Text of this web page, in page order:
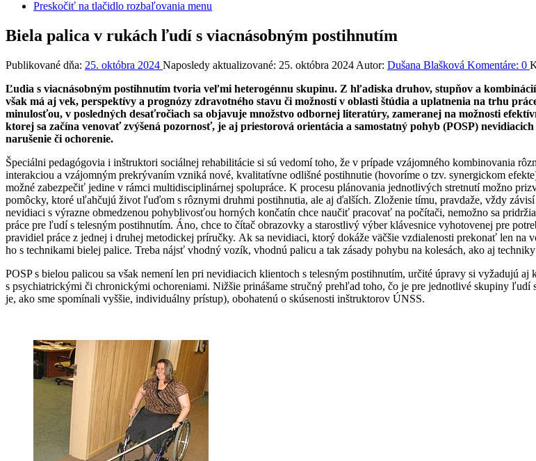
Preskočiť na tlačidlo rozbaľovania menu
Biela palica v rukách ľudí s viacnásobným postihnutím
Publikované dňa: 25. októbra 2024 Naposledy aktualizované: 25. októbra 2024 Autor: Dušana Blašková Komentáre: 0
Ľudia s viacnásobným postihnutím tvoria veľmi heterogénnu skupinu. Z hľadiska druhov, stupňov a
však má aj vek, perspektívy a prognózy zdravotného stavu či možností v oblasti štúdia a uplatnenia na trhu
minulosťou, v posledných desaťročiach sa objavuje množstvo odbornej literatúry, zameranej na možnosti
ktorej sa začína venovať zvýšená pozornosť, je aj priestorová orientácia a samostatný pohyb (POSP)
narušenie či ochorenie.
Špeciálni pedagógovia i inštruktori sociálnej rehabilitácie si sú vedomí toho, že v prípade vzájomného kombinovania
interakciou a vzájomným prekrývaním vzniká nové, kvalitatívne odlišné postihnutie (hovoríme o tzv. synergickom
možné zabezpečiť jedine v rámci multidisciplinárnej spolupráce. K procesu plánovania jednotlivých stretnutí možno
pomôcky, ktoré uľahčujú život ľuďom s rôznymi druhmi postihnutia, ale aj ďalších. Zloženie tímu, pravdaže, vždy
nevidiaci s výrazne obmedzenou pohyblivosťou horných končatín chce naučiť pracovať na počítači, nemožno sa
práce pre ľudí s telesným postihnutím. Áno, chce to čítač obrazovky a starostlivý výber klávesnice vyhotovenej pre
pravidiel práce z jednej i druhej metodickej príručky. Ak sa nevidiaci, ktorý dokáže väčšie vzdialenosti prekonať len
ho s technikami bielej palice. Treba nájsť vhodný vozík, vhodnú palicu a tak zásady pohybu na kolesách, ako aj
POSP s bielou palicou sa však nemení len pri nevidiacich klientoch s telesným postihnutím, určité úpravy si vyžadujú
s psychiatrickými či chronickými ochoreniami. Nižšie prinášame stručný prehľad toho, čo je pre jednotlivé skupiny
je, ako sme spomínali vyššie, individuálny prístup), obohatenú o skúsenosti inštruktorov ÚNSS.